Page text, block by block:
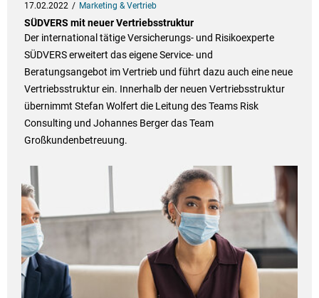
17.02.2022 Marketing & Vertrieb
SÜDVERS mit neuer Vertriebsstruktur
Der international tätige Versicherungs- und Risikoexperte
SÜDVERS erweitert das eigene Service- und
Beratungsangebot im Vertrieb und führt dazu auch eine neue
Vertriebsstruktur ein. Innerhalb der neuen Vertriebsstruktur
übernimmt Stefan Wolfert die Leitung des Teams Risk
Consulting und Johannes Berger das Team
Großkundenbetreuung.